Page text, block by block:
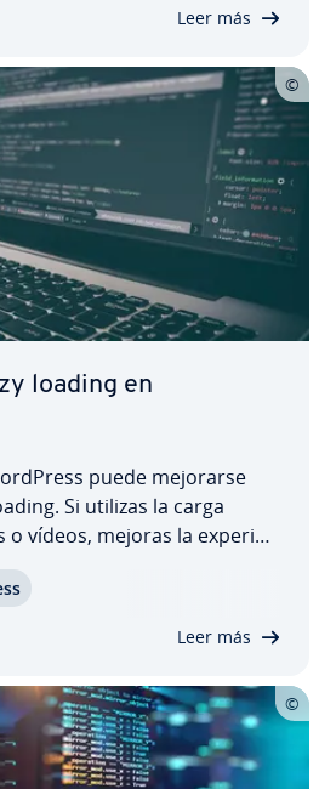
Leer más
loading en
puede mejorarse
Si utilizas la carga
o vídeos, mejoras la ex­pe­rie­
de Google. Con la
Leer más